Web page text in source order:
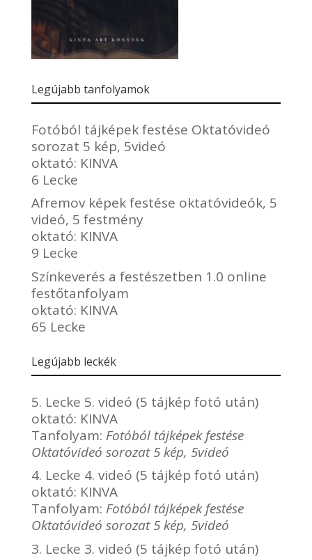
Legújabb tanfolyamok
Fotóból tájképek festése Oktatóvideó
sorozat 5 kép, 5videó
oktató: KINVA
6 Lecke
Afremov képek festése oktatóvideók, 5
videó, 5 festmény
oktató: KINVA
9 Lecke
Színkeverés a festészetben 1.0 online
festőtanfolyam
oktató: KINVA
65 Lecke
Legújabb leckék
5. Lecke 5. videó (5 tájkép fotó után)
oktató: KINVA
Tanfolyam: Fotóból tájképek festése
Oktatóvideó sorozat 5 kép, 5videó
4. Lecke 4. videó (5 tájkép fotó után)
oktató: KINVA
Tanfolyam: Fotóból tájképek festése
Oktatóvideó sorozat 5 kép, 5videó
3. Lecke 3. videó (5 tájkép fotó után)